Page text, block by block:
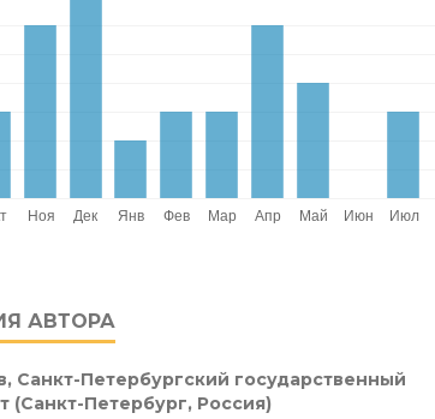
АВТОРА
Санкт-Петербургский государственный
(Санкт-Петербург, Россия)